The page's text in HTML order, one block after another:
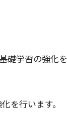
礎学習の強化を
を行います。